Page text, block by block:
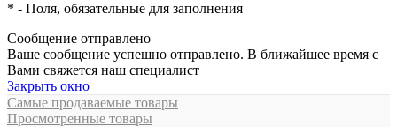
* - Поля, обязательные для заполнения
Сообщение отправлено
Ваше сообщение успешно отправлено. В ближайшее время с
Вами свяжется наш специалист
Закрыть окно
Самые продаваемые товары
Просмотренные товары